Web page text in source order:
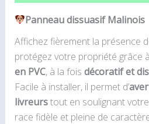
Panneau dissuasif Malinois
Affichez fièrement la présence
protégez votre propriété grâce
en PVC, à la fois décoratif et
Facile à installer, il permet d’
livreurstout en soulignant
race fidèle et pleine de